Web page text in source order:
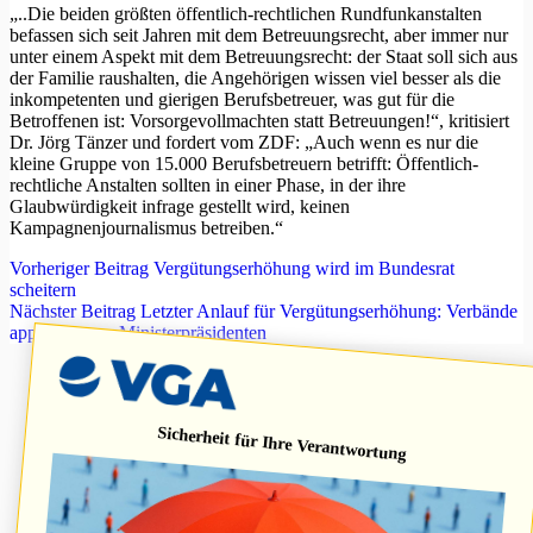
„..Die beiden größten öffentlich-rechtlichen Rundfunkanstalten
befassen sich seit Jahren mit dem Betreuungsrecht, aber immer nur
unter einem Aspekt mit dem Betreuungsrecht: der Staat soll sich aus
der Familie raushalten, die Angehörigen wissen viel besser als die
inkompetenten und gierigen Berufsbetreuer, was gut für die
Betroffenen ist: Vorsorgevollmachten statt Betreuungen!“, kritisiert
Dr. Jörg Tänzer und fordert vom ZDF: „Auch wenn es nur die
kleine Gruppe von 15.000 Berufsbetreuern betrifft: Öffentlich-
rechtliche Anstalten sollten in einer Phase, in der ihre
Glaubwürdigkeit infrage gestellt wird, keinen
Kampagnenjournalismus betreiben.“
VorherigerBeitrag Vergütungserhöhung wird im Bundesrat
scheitern
NächsterBeitrag Letzter Anlauf für Vergütungserhöhung: Verbände
appellieren an Ministerpräsidenten
Sicherheit für Ihre Verantwortung